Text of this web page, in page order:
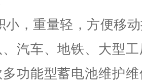
小，重量轻，方便移
汽车、地铁、大型
功能型蓄电池维护